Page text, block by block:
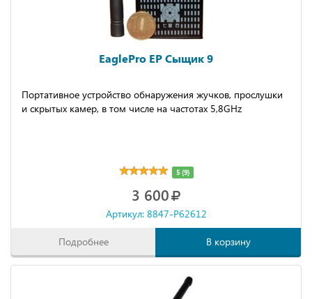
EaglePro EP Сыщик 9
Портативное устройство обнаружения жучков, прослушки
и скрытых камер, в том числе на частотах 5,8GHz
5 (9)
3 600
Артикул: 8847-P62612
Подробнее В корзину